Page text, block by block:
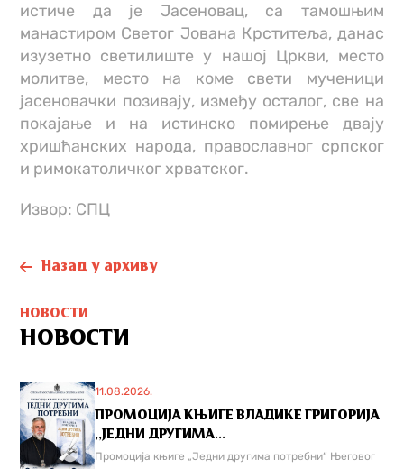
истиче да је Јасеновац, са тамошњим
манастиром Светог Јована Крститеља, данас
изузетно светилиште у нашој Цркви, место
молитве, место на коме свети мученици
јасеновачки позивају, између осталог, све на
покајање и на истинско помирење двају
хришћанских народа, православног српског
и римокатоличког хрватског.
Извор: СПЦ
Назад у архиву
НОВОСТИ
НОВОСТИ
11.08.2026.
ПРОМОЦИЈА КЊИГЕ ВЛАДИКЕ ГРИГОРИЈА
,,ЈЕДНИ ДРУГИМА...
Промоција књиге „Једни другима потребни“ Његовог